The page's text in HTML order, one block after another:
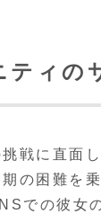
ティの
戦に直面
の困難を
での彼女